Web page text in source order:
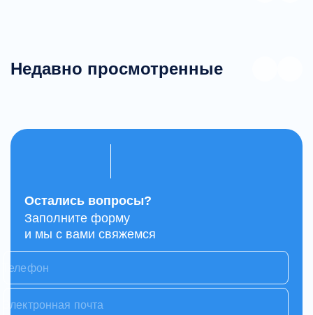
Недавно просмотренные
Остались вопросы?
Заполните форму
и мы с вами свяжемся